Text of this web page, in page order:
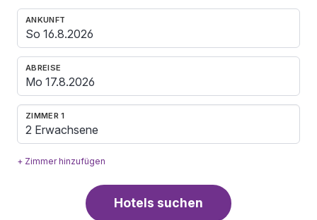
ANKUNFT
ABREISE
ZIMMER 1
2 Erwachsene
+ Zimmer hinzufügen
Hotels suchen